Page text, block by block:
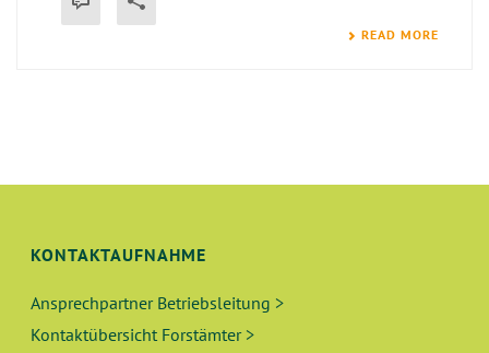
READ MORE
KONTAKTAUFNAHME
Ansprechpartner Betriebsleitung >
Kontaktübersicht Forstämter >